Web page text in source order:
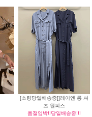
[소량당일배송중]]레이앤 롱 셔
츠 원피스
품절임박!!당일배송중!!!